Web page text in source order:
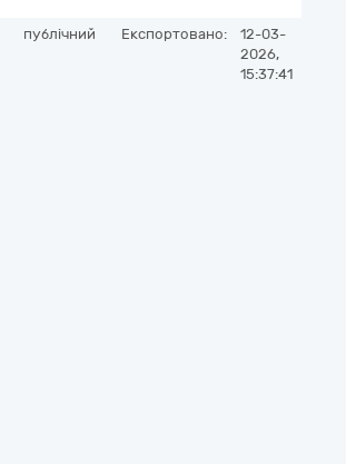
публічний Експортовано:
12-03-
2026,
15:37:41